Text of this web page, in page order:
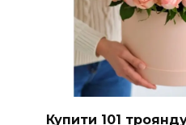
Купити 101